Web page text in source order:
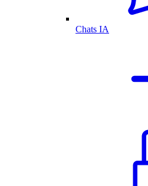
Chats IA